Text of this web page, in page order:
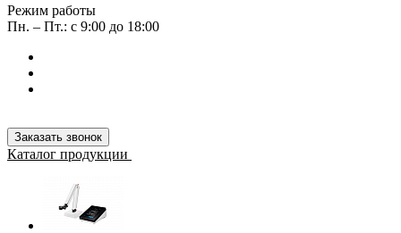
Режим работы
Пн. – Пт.: с 9:00 до 18:00
Заказать звонок
Каталог продукции